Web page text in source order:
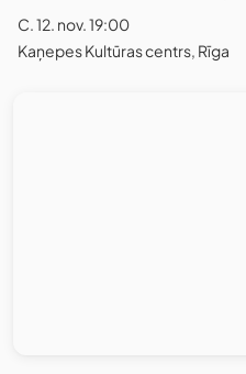
C. 12. nov. 19:00
Kaņepes Kultūras centrs, Rīga